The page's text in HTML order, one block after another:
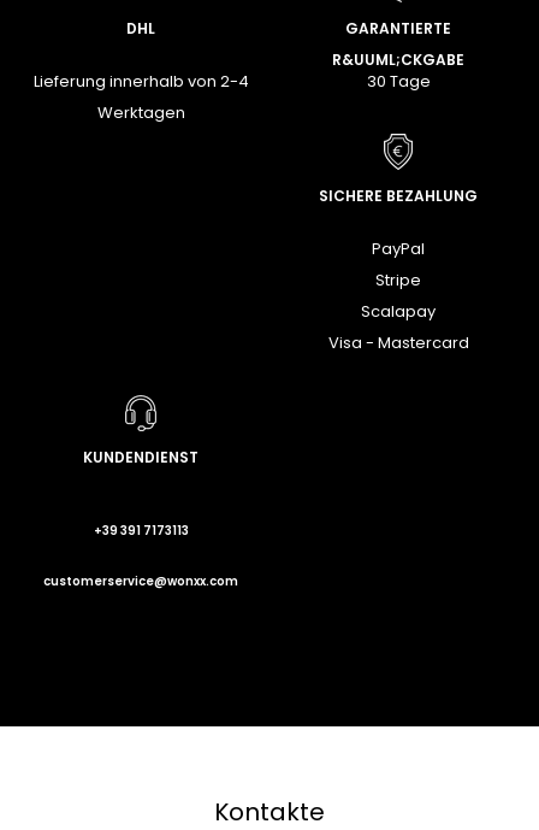
DHL
Lieferung innerhalb von 2-4
Werktagen
GARANTIERTE
R&UUML;CKGABE
30 Tage
SICHERE BEZAHLUNG
PayPal
Stripe
Scalapay
Visa - Mastercard
KUNDENDIENST
+39 391 7173113
customerservice@wonxx.com
Kontakte